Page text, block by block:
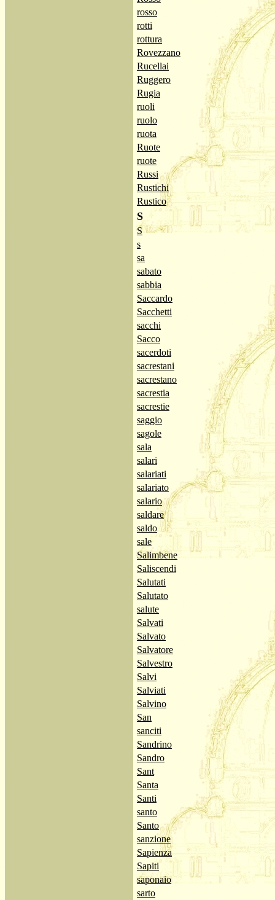
rosso
rotti
rottura
Rovezzano
Rucellai
Ruggero
Rugia
ruoli
ruolo
ruota
Ruote
ruote
Russi
Rustichi
Rustico
S
S
s
sa
sabato
sabbia
Saccardo
Sacchetti
sacchi
Sacco
sacerdoti
sacrestani
sacrestano
sacrestia
sacrestie
saggio
sagole
sala
salari
salariati
salariato
salario
saldare
saldo
sale
Salimbene
Saliscendi
Salutati
Salutato
salute
Salvati
Salvato
Salvatore
Salvestro
Salvi
Salviati
Salvino
San
sanciti
Sandrino
Sandro
Sant
Santa
Santi
santo
Santo
sanzione
Sapienza
Sapiti
saponaio
sarto